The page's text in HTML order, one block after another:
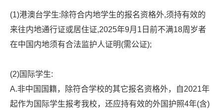
(1)港澳台学生:除符合内地学生的报名资格外,须持有效的
来往内地通行证或居住证,2025年9月1日前不满18周岁者
在中国内地须有合法监护人证明(需公证);
(2)国际学生:
A.非中国国籍，除符合学校的其它报名资格外，自2021年
起作为国际学生报考我校，还应持有效的外国护照4年(含)